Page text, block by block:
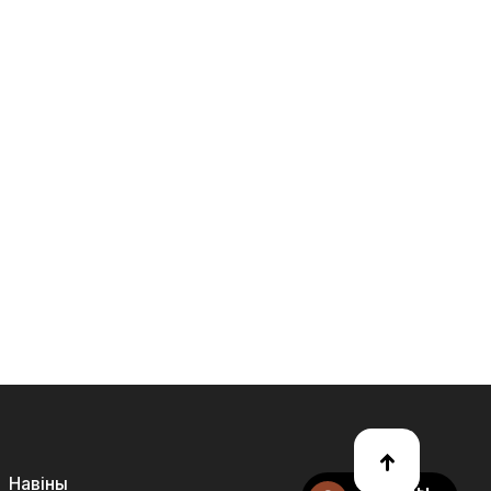
Навіны